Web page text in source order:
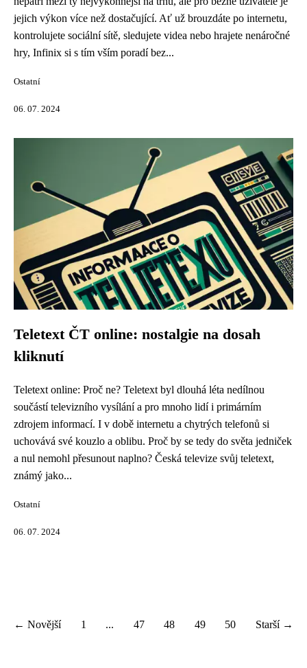
jejich výkon více než dostačující. Ať už brouzdáte po internetu,
kontrolujete sociální sítě, sledujete videa nebo hrajete nenáročné
hry, Infinix si s tím vším poradí bez...
Ostatní
06. 07. 2024
Teletext ČT online: nostalgie na dosah
kliknutí
Teletext online: Proč ne? Teletext byl dlouhá léta nedílnou
součástí televizního vysílání a pro mnoho lidí i primárním
zdrojem informací. I v době internetu a chytrých telefonů si
uchovává své kouzlo a oblibu. Proč by se tedy do světa jedniček
a nul nemohl přesunout naplno? Česká televize svůj teletext,
známý jako...
Ostatní
06. 07. 2024
← Novější 1 ... 47 48 49 50 Starší →